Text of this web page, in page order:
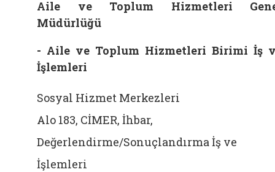
Aile ve Toplum Hizmetleri
Müdürlüğü
- Aile ve Toplum Hizmetleri Birimi İş
İşlemleri
Sosyal Hizmet Merkezleri
Alo 183, CİMER, İhbar,
Değerlendirme/Sonuçlandırma İş ve
İşlemleri